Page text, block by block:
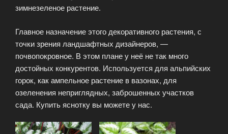
зимнезеленое растение.
Главное назначение этого декоративного растения, с
точки зрения ландшафтных дизайнеров, —
почвопокровное. В этом плане у неё не так много
достойных конкурентов. Используется для альпийских
горок, как ампельное растение в вазонах, для
озеленения неприглядных, заброшенных участков
сада. Купить яснотку вы можете у нас.